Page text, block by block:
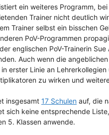
ein weiteres Programm,
Trainer nicht deutlich
Trainer selbst ein bisschen
PoV-Programmen
englischen PoV-Trainerin
Auch wenn die
erster Linie an
zu wirken und
insgesamt 17 Schulen auf, die
sich keine entsprechende
5. Klassen anwende.